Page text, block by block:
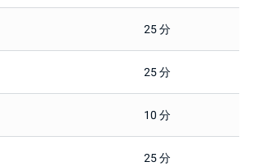
25 分
25 分
10 分
25 分